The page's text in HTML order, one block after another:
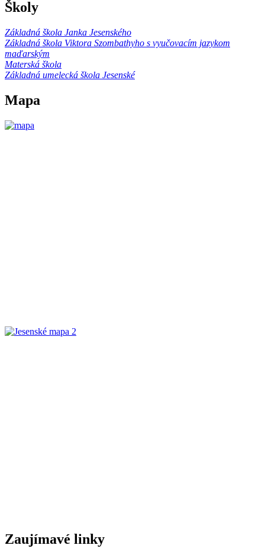
Školy
Základná škola Janka Jesenského
Základná škola Viktora Szombathyho s vyučovacím jazykom
maďarským
Materská škola
Základná umelecká škola Jesenské
Mapa
Zaujímavé linky